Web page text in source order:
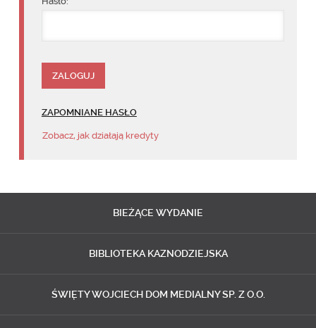
ZAPOMNIANE HASŁO
Zobacz, jak działają kredyty
BIEŻĄCE WYDANIE
BIBLIOTEKA KAZNODZIEJSKA
ŚWIĘTY WOJCIECH DOM MEDIALNY SP. Z O.O.